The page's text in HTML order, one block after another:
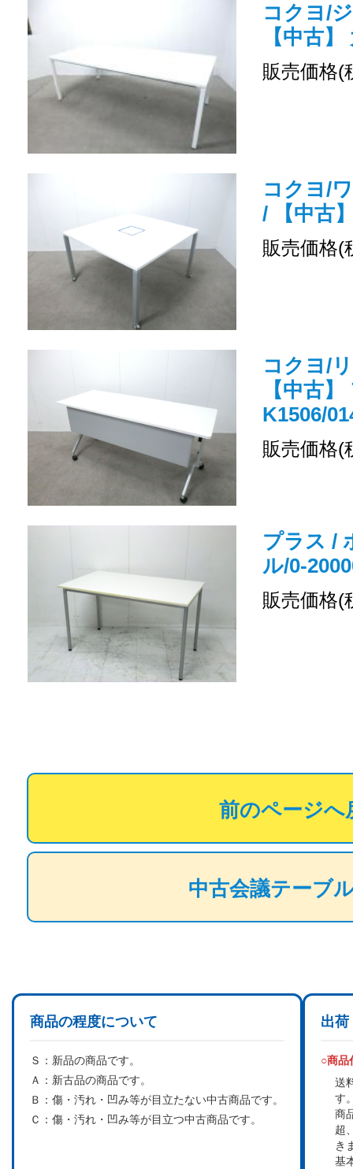
コクヨ/
【中古
販売価格(
コクヨ/
/ 【中古
販売価格(
コクヨ/
【中古
K1506/
販売価格(
プラス /
ル/0-
販売価格(
前のページへ
中古会議テーブ
商品の程度について
Ｓ： 新品の商品です。
Ａ： 新古品の商品です。
Ｂ： 傷・汚れ・凹み等が目立たない中古商品です。
Ｃ： 傷・汚れ・凹み等が目立つ中古商品です。
出荷
○商品
送
す
商
超
き
基